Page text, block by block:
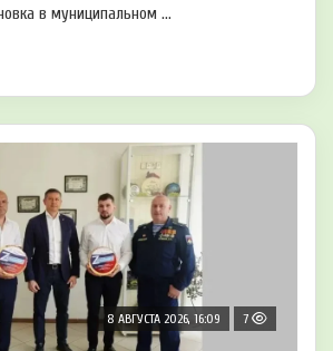
в муниципальном ...
8 АВГУСТА 2026, 16:09 7